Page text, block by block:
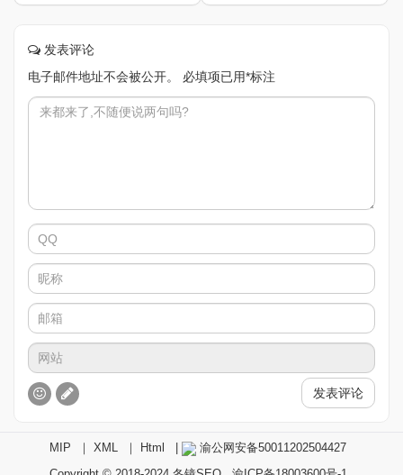
发表评论
电子邮件地址不会被公开。
必填项已用*标注
发表评论
MIP ｜ XML ｜ Html
渝公网安备50011202504427